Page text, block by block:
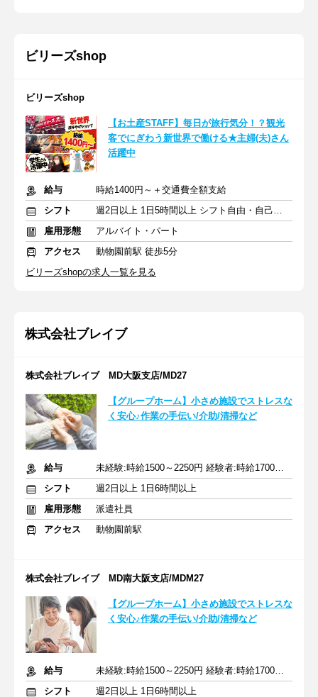
ビリーズshop
ビリーズshop
【お土産STAFF】毎日が旅行気分！？観光
客でにぎわう新世界で働ける★主婦(夫)さん
活躍中
給与
時給1400円～＋交通費全額支給
シフト
週2日以上 1日5時間以上 シフト自由・自己申告
雇用形態
アルバイト・パート
アクセス
動物園前駅 徒歩5分
ビリーズshopの求人一覧を見る
株式会社ブレイブ
株式会社ブレイブ MD大阪支店/MD27
【グループホーム】小さめ施設でストレスな
く安心♪作業の手伝い/介助/清掃など
給与
未経験:時給1500～2250円 経験者:時給1700～2550円+交通費全額
シフト
週2日以上 1日6時間以上
雇用形態
派遣社員
アクセス
動物園前駅
株式会社ブレイブ MD南大阪支店/MDM27
【グループホーム】小さめ施設でストレスな
く安心♪作業の手伝い/介助/清掃など
給与
未経験:時給1500～2250円 経験者:時給1700～2550円+交通費全額
シフト
週2日以上 1日6時間以上